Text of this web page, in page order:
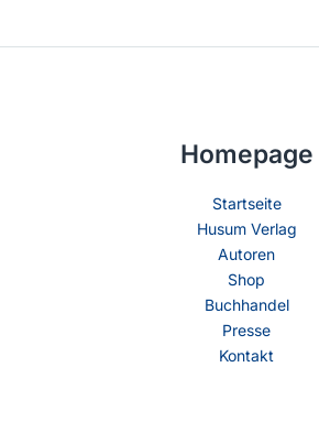
Homepage
Startseite
Husum Verlag
Autoren
Shop
Buchhandel
Presse
Kontakt